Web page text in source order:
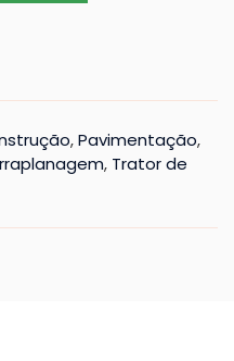
,Pavimentação,
, Trator de